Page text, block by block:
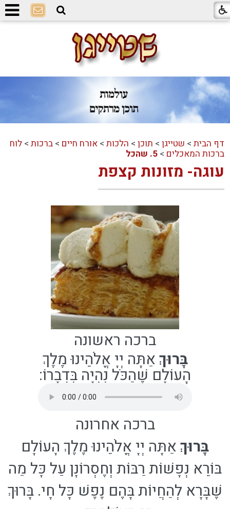
דף הבית > שטייגן > תוכן > הלכות >אורח חיים >ברכות >לוח
ברכות המאכלים >5. שהכל
עוגה- מזונות קצפת
ברכה ראשונה
בָּרוּךְאַתָּה יְיָ אֱלֹהֵינוּ מֶלֶךְ
הָעוֹלָם שֶׁהַכֹּל נִהְיָה בִּדְבָרוֹ:
ברכה אחרונה
בָּרוּךְאַתָּה יְיָ אֱלֹהֵינוּ מֶלֶךְ הָעוֹלָם
בּוֹרֵא נְפָשׁוֹת רַבּוֹת וְחֶסְרוֹנָן עַל כָּל מַה
שֶׁבָּרָא לְהַחֲיוֹת בָּהֶם נֶפֶשׁ כָּל חָי. בָּרוּךְ